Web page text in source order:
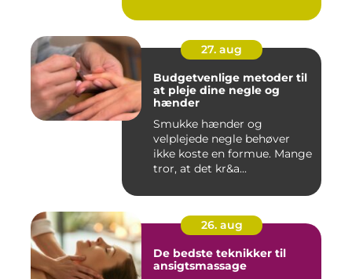
27. aug
Budgetvenlige metoder til
at pleje dine negle og
hænder
Smukke hænder og
velplejede negle behøver
ikke koste en formue. Mange
tror, at det kr&a...
26. aug
De bedste teknikker til
ansigtsmassage